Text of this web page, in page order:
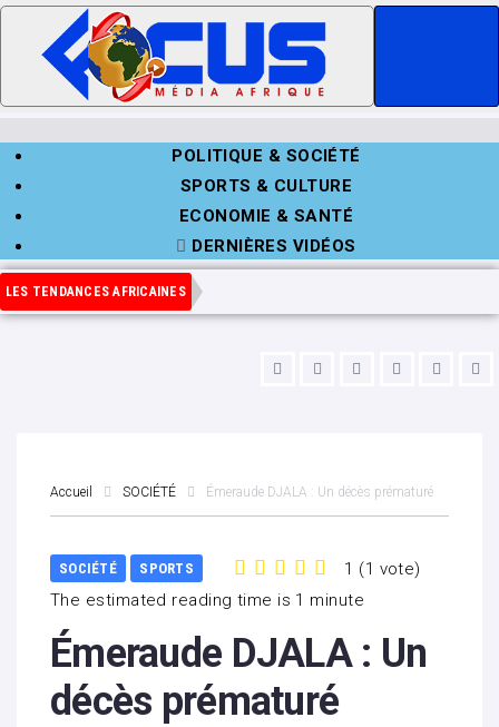
POLITIQUE & SOCIÉTÉ
SPORTS & CULTURE
ECONOMIE & SANTÉ
DERNIÈRES VIDÉOS
LES TENDANCES AFRICAINES
Accueil SOCIÉTÉ Émeraude DJALA : Un décès prématuré
SOCIÉTÉ SPORTS 1 (1 vote)
The estimated reading time is 1 minute
Émeraude DJALA : Un
décès prématuré